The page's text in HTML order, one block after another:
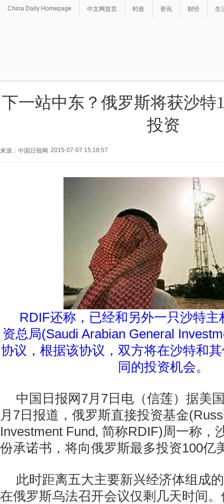
China Daily Homepage 中文网首页 时政 资讯 财经 生
下一站中东？俄罗斯将获沙特
投资
来源：中国日报网 2015-07-07 15:18:57
RDIF还称，已经和另外一只沙特
资总局(Saudi Arabian General
协议，根据该协议，双方将在沙特和
同的投资机会。
中国日报网7月7日电（信莲）据美
月7日报道，俄罗斯直接投资基金
Investment Fund, 简称RDIF)周一称，
份承诺书，将向俄罗斯最多投资100亿
此时距离五大主要新兴经济体组成
在俄罗斯乌法召开会议仅剩几天时间